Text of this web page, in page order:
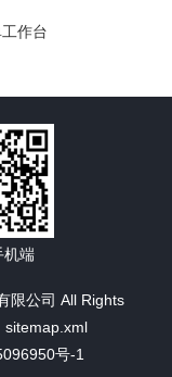
作台
限公司 All Rights
sitemap.xml
号-1
机端